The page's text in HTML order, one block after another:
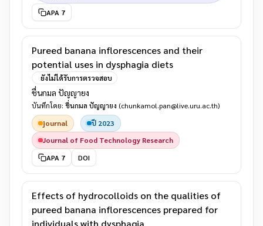
APA 7
Pureed banana inflorescences and their
potential uses in dysphagia diets
ยังไม่ได้รับการตรวจสอบ
ชื่นกมล ปัญญายง
บันทึกโดย: ชื่นกมล ปัญญายง (chunkamol.pan@live.uru.ac.th)
journal
ปี 2023
Journal of Food Technology Research
APA 7
DOI
Effects of hydrocolloids on the qualities of
pureed banana inflorescences prepared for
individuals with dysphagia